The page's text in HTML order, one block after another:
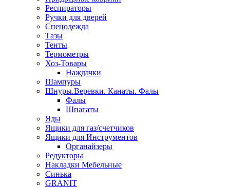
Респираторы
Ручки для дверей
Спецодежда
Тазы
Тенты
Термометры
Хоз-Товары
Наждачки
Шампуры
Шнуры.Веревки. Канаты. Фалы
Фалы
Шпагаты
Яды
Ящики для газ/счетчиков
Ящики для Инструментов
Органайзеры
Редукторы
Накладки Мебельные
Синька
GRANIT